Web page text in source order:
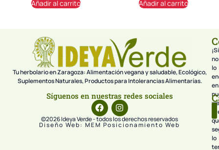
Añadir al carrito Añadir al carrito
Tu herbolario en Zaragoza: Alimentación vegana y saludable, Ecológico,
Suplementos Naturales, Productos para Intolerancias Alimentarías.
Síguenos en nuestras redes sociales
©2026 Ideya Verde - todos los derechos reservados
Diseño Web: MEM Posicionamiento Web
¡Si
no
lo
en
lo